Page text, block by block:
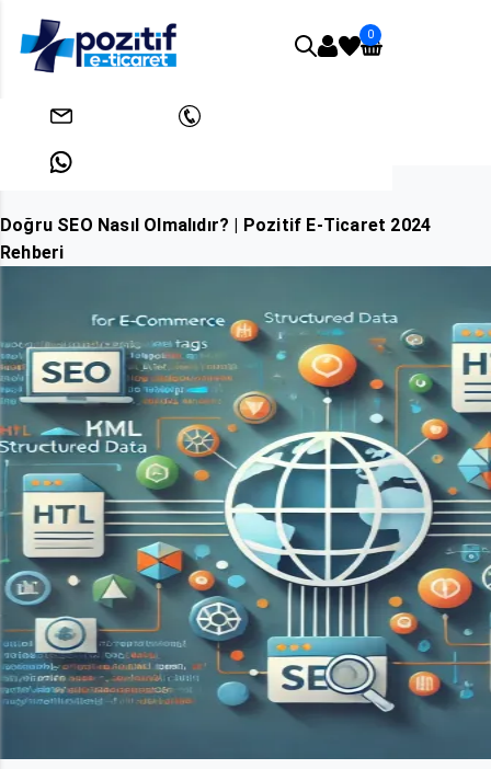
info@pozitifeticaret.com
0
Doğru SEO Nasıl Olmalıdır? | Pozitif E-Ticaret 2024 Rehberi
Doğru SEO Nasıl Olmalıdır? | Pozitif E-Ticaret 2024
Rehberi